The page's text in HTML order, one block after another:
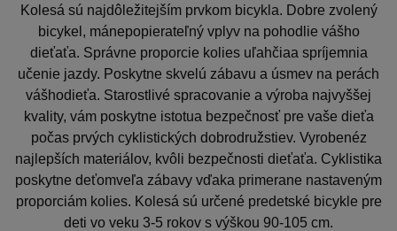
Kolesá sú najdôležitejším prvkom bicykla. Dobre zvolený
bicykel, mánepopierateľný vplyv na pohodlie vášho
dieťaťa. Správne proporcie kolies uľahčiaa spríjemnia
učenie jazdy. Poskytne skvelú zábavu a úsmev na perách
vášhodieťa. Starostlivé spracovanie a výroba najvyššej
kvality, vám poskytne istotua bezpečnosť pre vaše dieťa
počas prvých cyklistických dobrodružstiev. Vyrobenéz
najlepších materiálov, kvôli bezpečnosti dieťaťa. Cyklistika
poskytne deťomveľa zábavy vďaka primerane nastaveným
proporciám kolies. Kolesá sú určené predetské bicykle pre
deti vo veku 3-5 rokov s výškou 90-105 cm.